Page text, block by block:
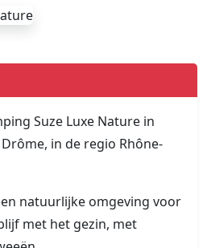
Suze Luxe Nature in
in de regio Rhône-
natuurlijke omgeving voor
met het gezin, met